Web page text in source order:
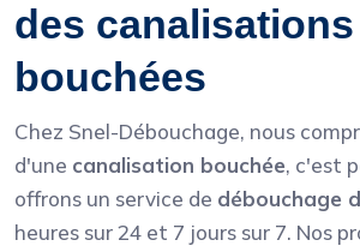
des canalisations
bouchées
Chez Snel-Débouchage, nous
d'une canalisation bouchée, c'est
offrons un service de débouchage
heures sur 24 et 7 jours sur 7. Nos